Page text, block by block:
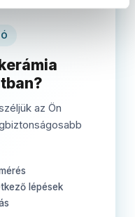
az Ön
lépések